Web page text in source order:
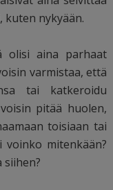
kuten nykyään.
olisi aina parhaat
varmistaa, että
tai katkeroidu
pitää huolen,
toisiaan tai
voinko mitenkään?